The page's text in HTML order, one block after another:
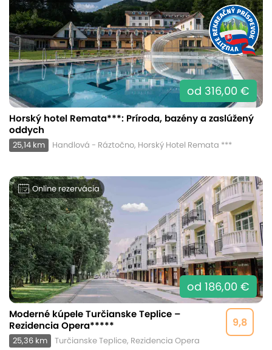
od 316,00 €
Horský hotel Remata***: Príroda, bazény a zaslúžený
oddych
25,14 km Handlová - Ráztočno, Horský Hotel Remata ***
Online rezervácia
od 186,00 €
9,8
Moderné kúpele Turčianske Teplice –
Rezidencia Opera*****
25,36 km Turčianske Teplice, Rezidencia Opera